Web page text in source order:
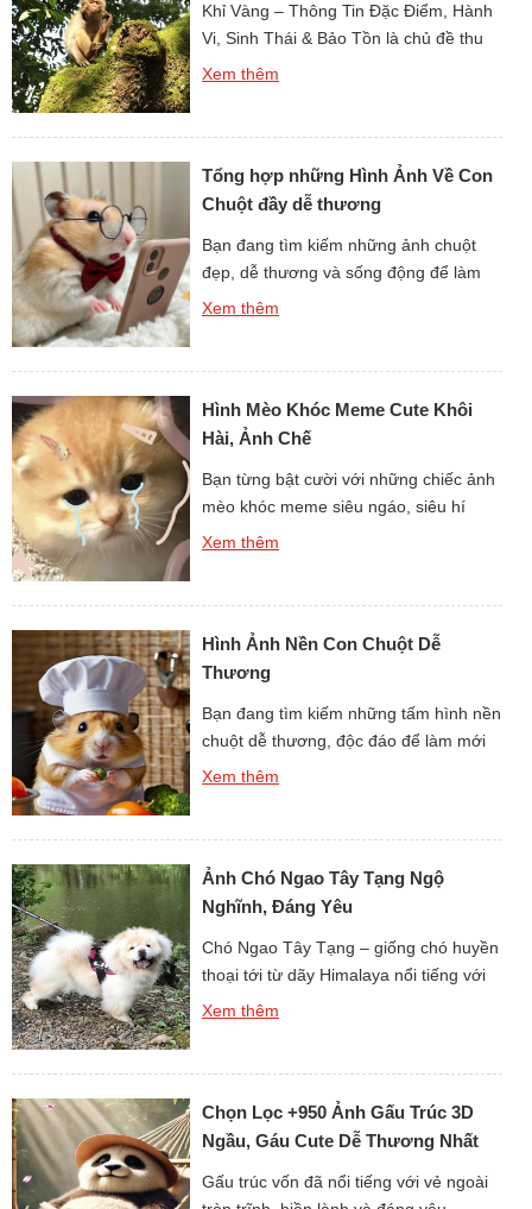
Khỉ Vàng – Thông Tin Đặc Điểm, Hành
Vi, Sinh Thái & Bảo Tồn là chủ đề thu
hút sự quan tâm lớn khi nghiên cứu về
chỉ một […]
Xem thêm
Tổng hợp những Hình Ảnh Về Con
Chuột đầy dễ thương
Bạn đang tìm kiếm những ảnh chuột
đẹp, dễ thương và sống động để làm
hình nền, thiết kế, in ấn hay đơn thuần
đa dạng và hết sức […]
Xem thêm
Hình Mèo Khóc Meme Cute Khôi
Hài, Ảnh Chế
Bạn từng bật cười với những chiếc ảnh
mèo khóc meme siêu ngáo, siêu hí
hước trên mạng chưa? nếu như rồi, thì
loạt con mèo khóc meme này sẽ khiến
[…]
Xem thêm
Hình Ảnh Nền Con Chuột Dễ
Thương
Bạn đang tìm kiếm những tấm hình nền
chuột dễ thương, độc đáo để làm mới
giao diện điện thoại hay máy tính? Bộ
chất lượng cao với đủ mọi phong […]
Xem thêm
Ảnh Chó Ngao Tây Tạng Ngộ
Nghĩnh, Đáng Yêu
Chó Ngao Tây Tạng – giống chó huyền
thoại tới từ dãy Himalaya nổi tiếng với
thân hình to lớn, bộ lông dày bồng
cùng ngộ nghĩnh, dễ thương khiến bao
[…]
Xem thêm
Chọn Lọc +950 Ảnh Gấu Trúc 3D
Ngầu, Gáu Cute Dễ Thương Nhất
Gấu trúc vốn đã nổi tiếng với vẻ ngoài